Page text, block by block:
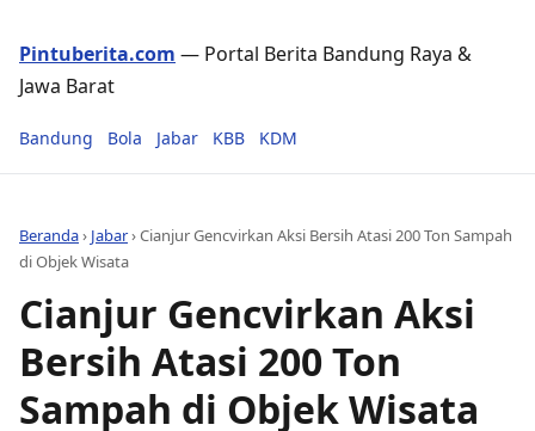
Pintuberita.com — Portal Berita Bandung Raya &
Jawa Barat
Bandung Bola Jabar KBB KDM
Beranda› Jabar›Cianjur Gencvirkan Aksi Bersih Atasi 200 Ton Sampah
di Objek Wisata
Cianjur Gencvirkan Aksi
Bersih Atasi 200 Ton
Sampah di Objek Wisata